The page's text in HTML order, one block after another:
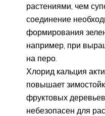
растениями, чем
соединение
формирования
например, при
на перо.
Хлорид кальция
повышает
фруктовых
небезопасен для